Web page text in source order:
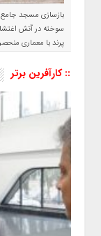
بازسازی مسجد
سوخته در آتش
پرند با معماری
:: کارآفرین برتر